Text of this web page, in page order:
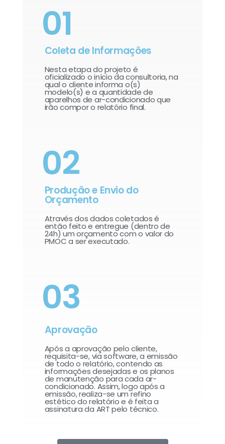
01
Coleta de Informações
Nesta etapa do projeto é
oficializado o início da consultoria, na
qual o cliente informa o(s)
modelo(s) e a quantidade de
aparelhos de ar-condicionado que
irão compor o relatório final.​
02
Produção e Envio do
Orçamento
Através dos dados coletados é
então feito e entregue (dentro de
24h) um orçamento com o valor do
PMOC a ser executado.
03
Aprovação
Após a aprovação pelo cliente,
requisita-se, via software, a emissão
de todo o relatório, contendo as
informações desejadas e os planos
de manutenção para cada ar-
condicionado. Assim, logo após a
emissão, realiza-se um refino
estético do relatório e é feita a
assinatura da ART pelo técnico.